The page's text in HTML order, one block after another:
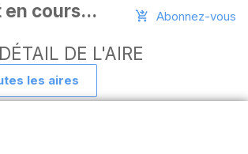
Abonnez-vous
DÉTAIL DE L'AIRE
les aires